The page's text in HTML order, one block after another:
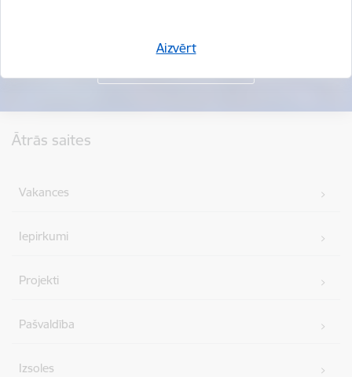
Aizvērt
Ātrās saites
Vakances
Iepirkumi
Projekti
Pašvaldība
Izsoles